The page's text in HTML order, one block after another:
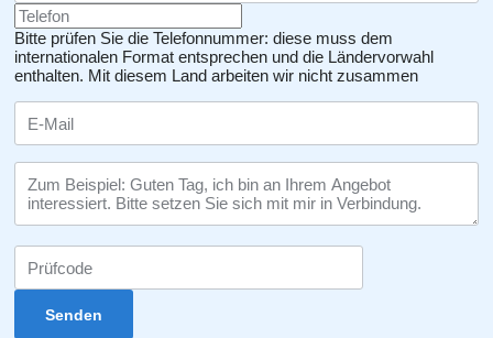
Bitte prüfen Sie die Telefonnummer: diese muss dem
internationalen Format entsprechen und die Ländervorwahl
enthalten. Mit diesem Land arbeiten wir nicht zusammen